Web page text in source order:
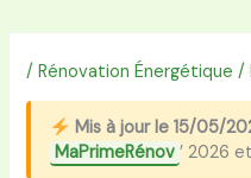
/Rénovation Énergétique /
Mis à jour le 15/05/
MaPrimeRénov ’ 2026